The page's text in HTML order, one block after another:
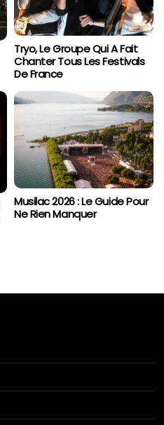
Tryo, Le Groupe Qui A Fait
Chanter Tous Les Festivals
De France
Musilac 2026 : Le Guide Pour
Ne Rien Manquer